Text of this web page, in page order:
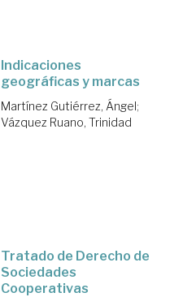
Indicaciones
geográficas y marcas
Martínez Gutiérrez, Ángel;
Vázquez Ruano, Trinidad
Tratado de Derecho de
Sociedades
Cooperativas